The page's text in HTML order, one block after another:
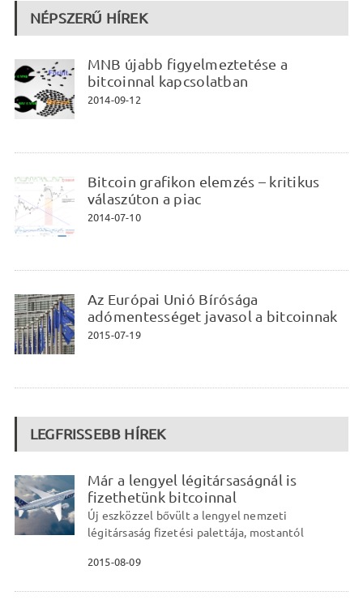
NÉPSZERŰ HÍREK
MNB újabb figyelmeztetése a
bitcoinnal kapcsolatban
2014-09-12
Bitcoin grafikon elemzés – kritikus
válaszúton a piac
2014-07-10
Az Európai Unió Bírósága
adómentességet javasol a bitcoinnak
2015-07-19
LEGFRISSEBB HÍREK
Már a lengyel légitársaságnál is
fizethetünk bitcoinnal
Új eszközzel bővült a lengyel nemzeti
légitársaság fizetési palettája, mostantól
2015-08-09